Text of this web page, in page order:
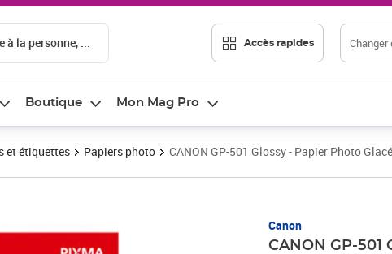
à la personne, ... Accès rapides Changer
Boutique Mon Mag Pro
et étiquettes Papiers photo CANON GP-501 Glossy - Papier Photo
Canon
CANON GP-501
Prix 12,13€